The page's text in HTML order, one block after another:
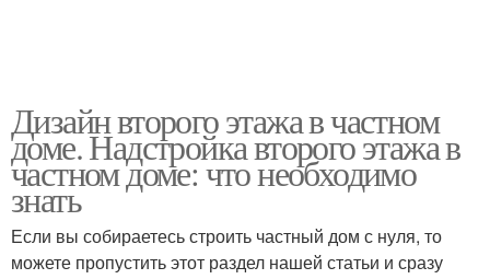
Дизайн второго этажа в частном
доме. Надстройка второго этажа в
частном доме: что необходимо
знать
Если вы собираетесь строить частный дом с нуля, то
можете пропустить этот раздел нашей статьи и сразу